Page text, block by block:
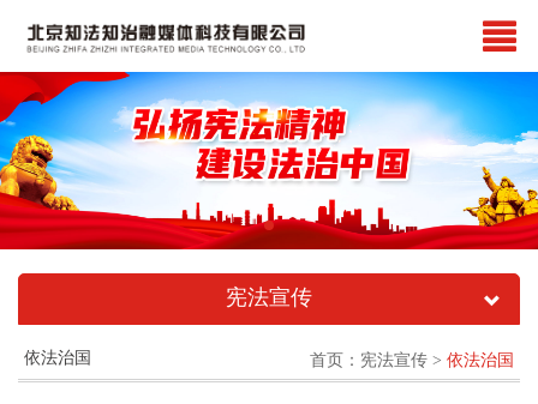
宪法宣传
依法治国 首页 ：宪法宣传 > 依法治国